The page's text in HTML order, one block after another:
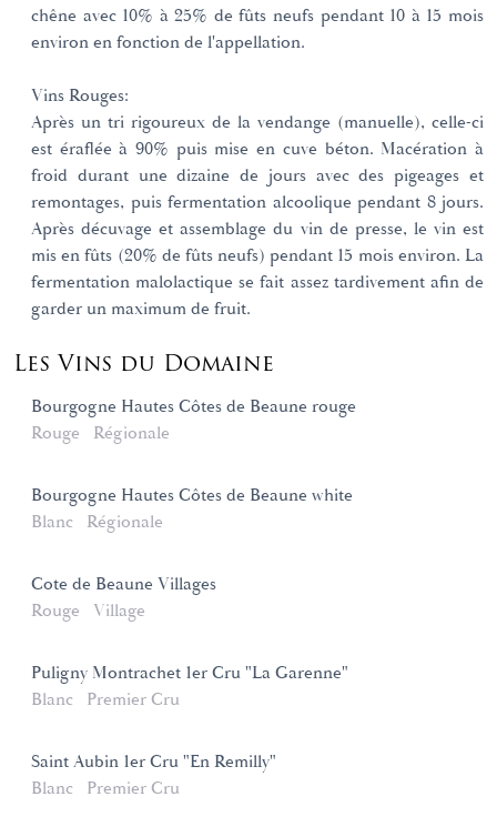
chêne avec 10% à 25% de fûts neufs pendant 10 à 15 mois
environ en fonction de l'appellation.
Vins Rouges:
Après un tri rigoureux de la vendange (manuelle), celle-ci
est éraflée à 90% puis mise en cuve béton. Macération à
froid durant une dizaine de jours avec des pigeages et
remontages, puis fermentation alcoolique pendant 8 jours.
Après décuvage et assemblage du vin de presse, le vin est
mis en fûts (20% de fûts neufs) pendant 15 mois environ. La
fermentation malolactique se fait assez tardivement afin de
garder un maximum de fruit.
Les Vins du Domaine
Bourgogne Hautes Côtes de Beaune rouge
Rouge
Régionale
Bourgogne Hautes Côtes de Beaune white
Blanc
Régionale
Cote de Beaune Villages
Rouge
Village
Puligny Montrachet 1er Cru "La Garenne"
Blanc
Premier Cru
Saint Aubin 1er Cru "En Remilly"
Blanc
Premier Cru